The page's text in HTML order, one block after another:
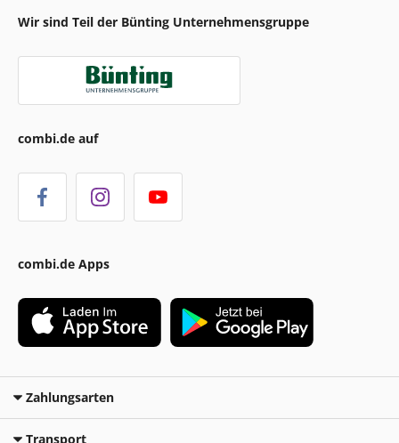
Wir sind Teil der Bünting Unternehmensgruppe
combi.de auf
combi.de Apps
Zahlungsarten
Transport